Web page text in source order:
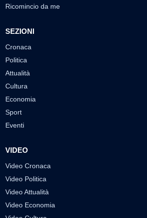
Ricomincio da me
SEZIONI
Cronaca
Politica
Attualità
Cultura
Economia
Sport
Eventi
VIDEO
Video Cronaca
Video Politica
Video Attualità
Video Economia